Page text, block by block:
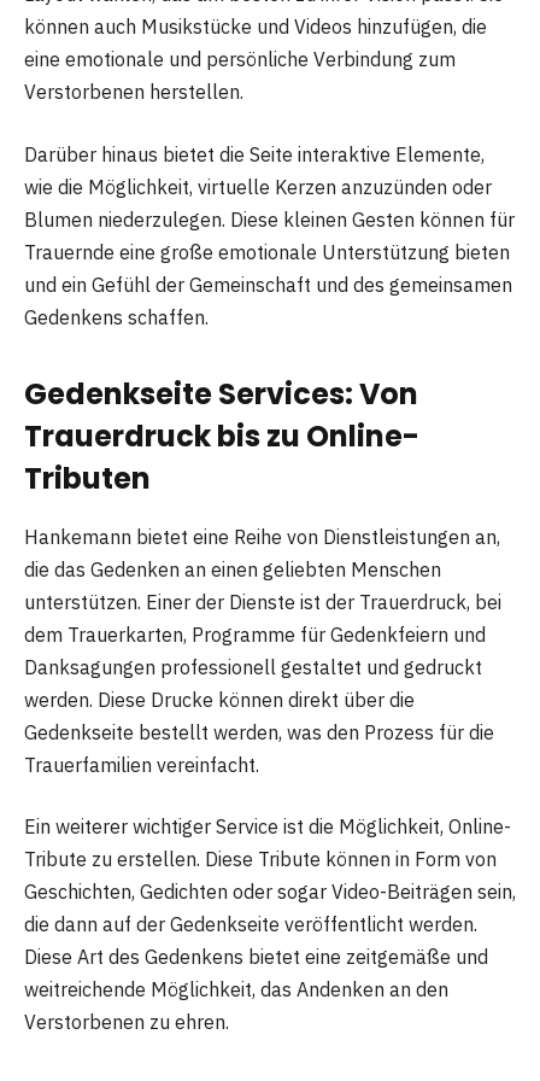
können auch Musikstücke und Videos hinzufügen, die
eine emotionale und persönliche Verbindung zum
Verstorbenen herstellen.
Darüber hinaus bietet die Seite interaktive Elemente,
wie die Möglichkeit, virtuelle Kerzen anzuzünden oder
Blumen niederzulegen. Diese kleinen Gesten können für
Trauernde eine große emotionale Unterstützung bieten
und ein Gefühl der Gemeinschaft und des gemeinsamen
Gedenkens schaffen.
Gedenkseite Services: Von
Trauerdruck bis zu Online-
Tributen
Hankemann bietet eine Reihe von Dienstleistungen an,
die das Gedenken an einen geliebten Menschen
unterstützen. Einer der Dienste ist der Trauerdruck, bei
dem Trauerkarten, Programme für Gedenkfeiern und
Danksagungen professionell gestaltet und gedruckt
werden. Diese Drucke können direkt über die
Gedenkseite bestellt werden, was den Prozess für die
Trauerfamilien vereinfacht.
Ein weiterer wichtiger Service ist die Möglichkeit, Online-
Tribute zu erstellen. Diese Tribute können in Form von
Geschichten, Gedichten oder sogar Video-Beiträgen sein,
die dann auf der Gedenkseite veröffentlicht werden.
Diese Art des Gedenkens bietet eine zeitgemäße und
weitreichende Möglichkeit, das Andenken an den
Verstorbenen zu ehren.